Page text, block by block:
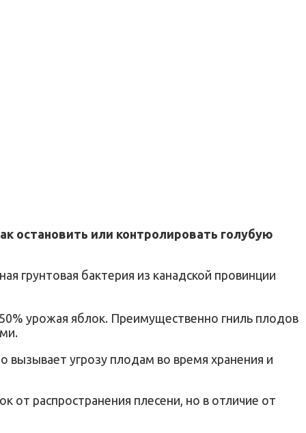
остановить или контролировать голубую
грунтовая бактерия из канадской провинции
урожая яблок. Преимущественно гниль плодов
вызывает угрозу плодам во время хранения и
от распространения плесени, но в отличие от